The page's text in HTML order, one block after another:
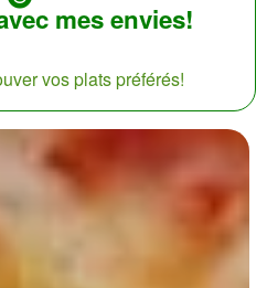
mes envies!
vos plats préférés!